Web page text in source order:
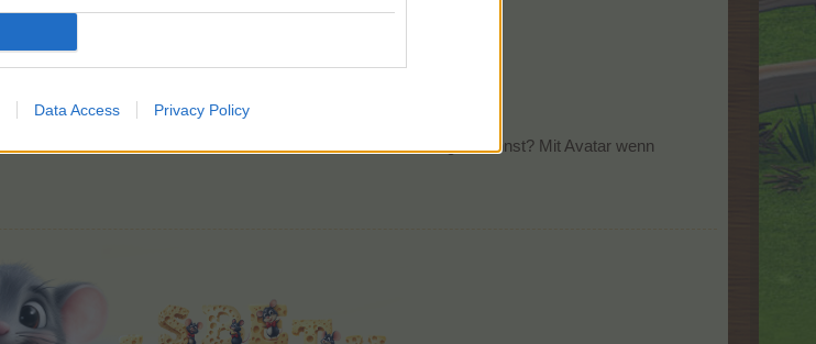
Data Access Privacy Policy
als Banner fertigen kannst? Mit Avatar wenn